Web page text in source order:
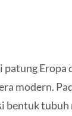
patung Eropa
modern.
bentuk tubuh